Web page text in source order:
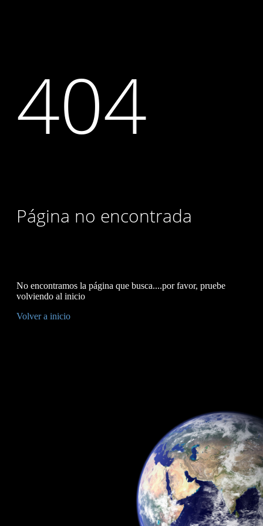
404
Página no encontrada
No encontramos la página que busca....por favor, pruebe
volviendo al inicio
Volver a inicio